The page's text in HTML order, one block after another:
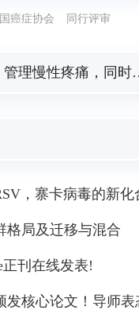
癌症协会 同行评审
上一篇:困难的选
，寨卡病毒的新化
格局及迁移与混合
刊在线发表!
发核心论文！导师